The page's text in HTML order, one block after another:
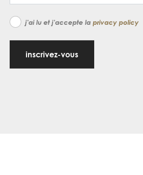
j'ai lu et j'accepte la privacy policy
inscrivez-vous